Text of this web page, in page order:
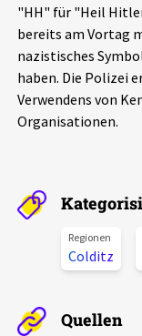
Schlaglichter
Phänomene
Alle Beiträge
Veranstaltungen
Podcasts
Über uns
"HH" für "Heil
bereits am Vortag
nazistisches
haben. Die Polizei
Verwendens von
Organisationen.
Regionen
Colditz
Quellen